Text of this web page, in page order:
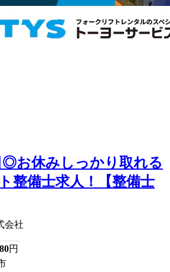
◎お休みしっかり取れる
整備士求人！【整備士
会社
円